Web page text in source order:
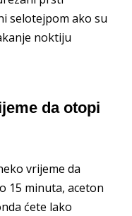
selotejpom ako su
noktiju
da otopi
vrijeme da
15 minuta, aceton
ćete lako